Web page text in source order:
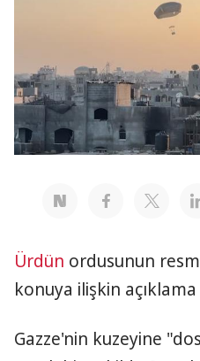
Ürdün ordusunun
konuya ilişkin açıklama
Gazze'nin kuzeyine